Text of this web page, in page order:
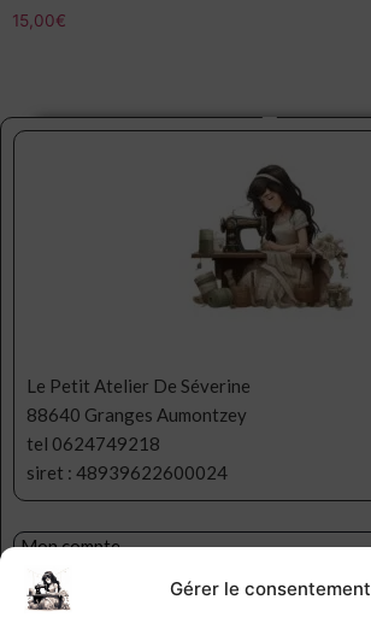
Gérer le consentement
15,00€
Le Petit Atelier De Séverine
88640 Granges Aumontzey
tel 0624749218
siret : 48939622600024
Mon compte
Ma liste d’envies
Contact